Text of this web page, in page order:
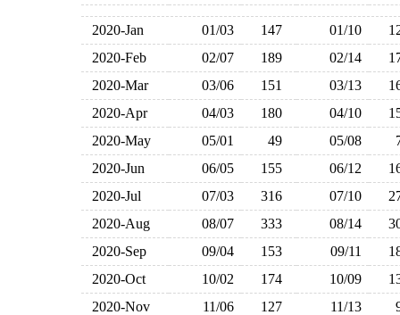
2020-Jan 01/03 147 01/10
2020-Feb
02/07 189 02/14
2020-Mar
03/06 151 03/13
2020-Apr
04/03 180 04/10
2020-May
05/01 49 05/08
2020-Jun
06/05 155 06/12
2020-Jul
07/03 316 07/10
2020-Aug
08/07 333 08/14
2020-Sep
09/04 153 09/11
2020-Oct
10/02 174 10/09
2020-Nov
11/06 127 11/13